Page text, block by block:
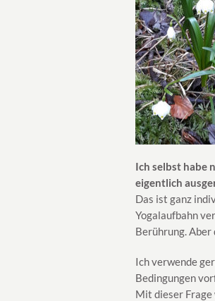
Ich selbst habe
eigentlich
Das ist ganz
Yogalaufbahn
Berührung. Aber
Ich verwende
Bedingungen
Mit dieser Frage